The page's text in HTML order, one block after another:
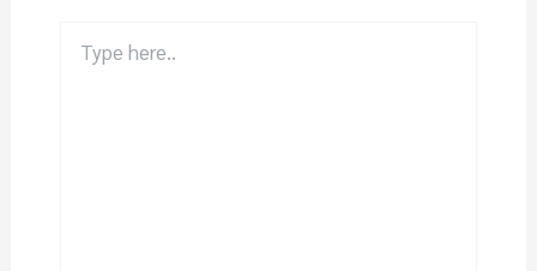
here..